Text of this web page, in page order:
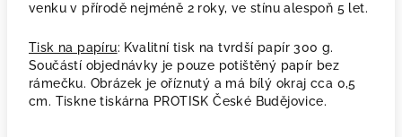
venku v přírodě nejméně 2 roky, ve stínu alespoň 5 let.
Tisk na papíru: Kvalitní tisk na tvrdší papír 300 g.
Součástí objednávky je pouze potištěný papír bez
rámečku. Obrázek je oříznutý a má bílý okraj cca 0,5
cm. Tiskne tiskárna PROTISK České Budějovice.